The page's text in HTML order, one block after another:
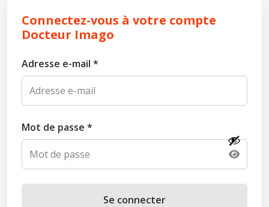
Connectez-vous à votre compte
Docteur Imago
Adresse e-mail *
Mot de passe *
Se connecter